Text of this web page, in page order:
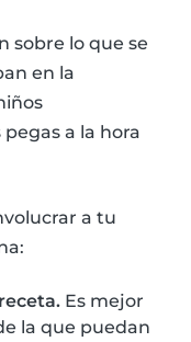
sobre lo que se
en la
a la hora
a tu
Es mejor
la que puedan